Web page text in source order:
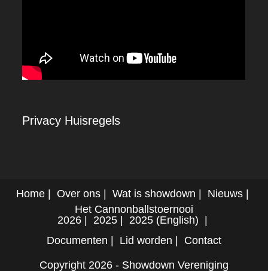
Privacy Huisregels
Home Over ons Wat is showdown
Nieuws
Het Cannonballstoernooi
2026
2025
2025 (English)
Documenten
Lid worden Contact
Copyright 2026 - Showdown Vereniging